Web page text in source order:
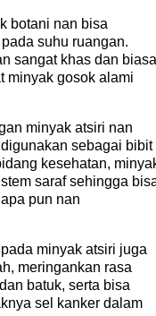
botani nan bisa
suhu ruangan.
sangat khas dan biasa
minyak gosok alami
minyak atsiri nan
sebagai bibit
kesehatan,
saraf sehingga
pun nan
minyak atsiri juga
meringankan rasa
batuk, serta bisa
sel kanker dalam